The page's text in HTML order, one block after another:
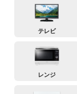
テレビ
レンジ